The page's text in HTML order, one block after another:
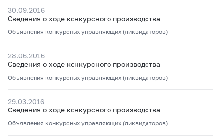
30.09.2016
Сведения о ходе конкурсного производства
Объявления конкурсных управляющих (ликвидаторов)
28.06.2016
Сведения о ходе конкурсного производства
Объявления конкурсных управляющих (ликвидаторов)
29.03.2016
Сведения о ходе конкурсного производства
Объявления конкурсных управляющих (ликвидаторов)